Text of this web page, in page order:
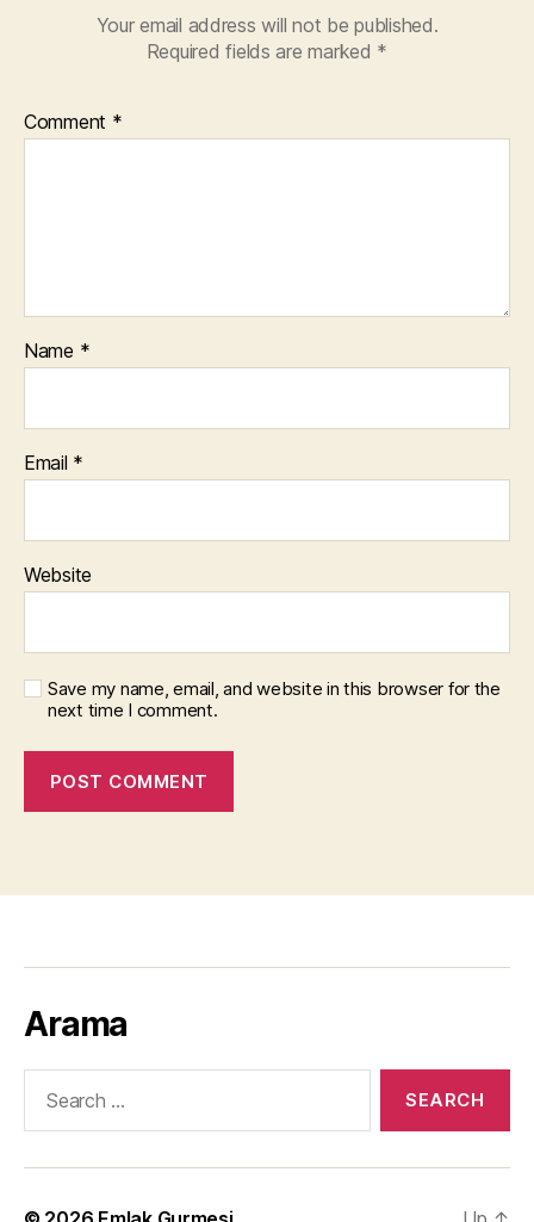
Your email address will not be published.
Required fields are marked *
Comment *
Name *
Email *
Website
Save my name, email, and website in this browser for the
next time I comment.
Arama